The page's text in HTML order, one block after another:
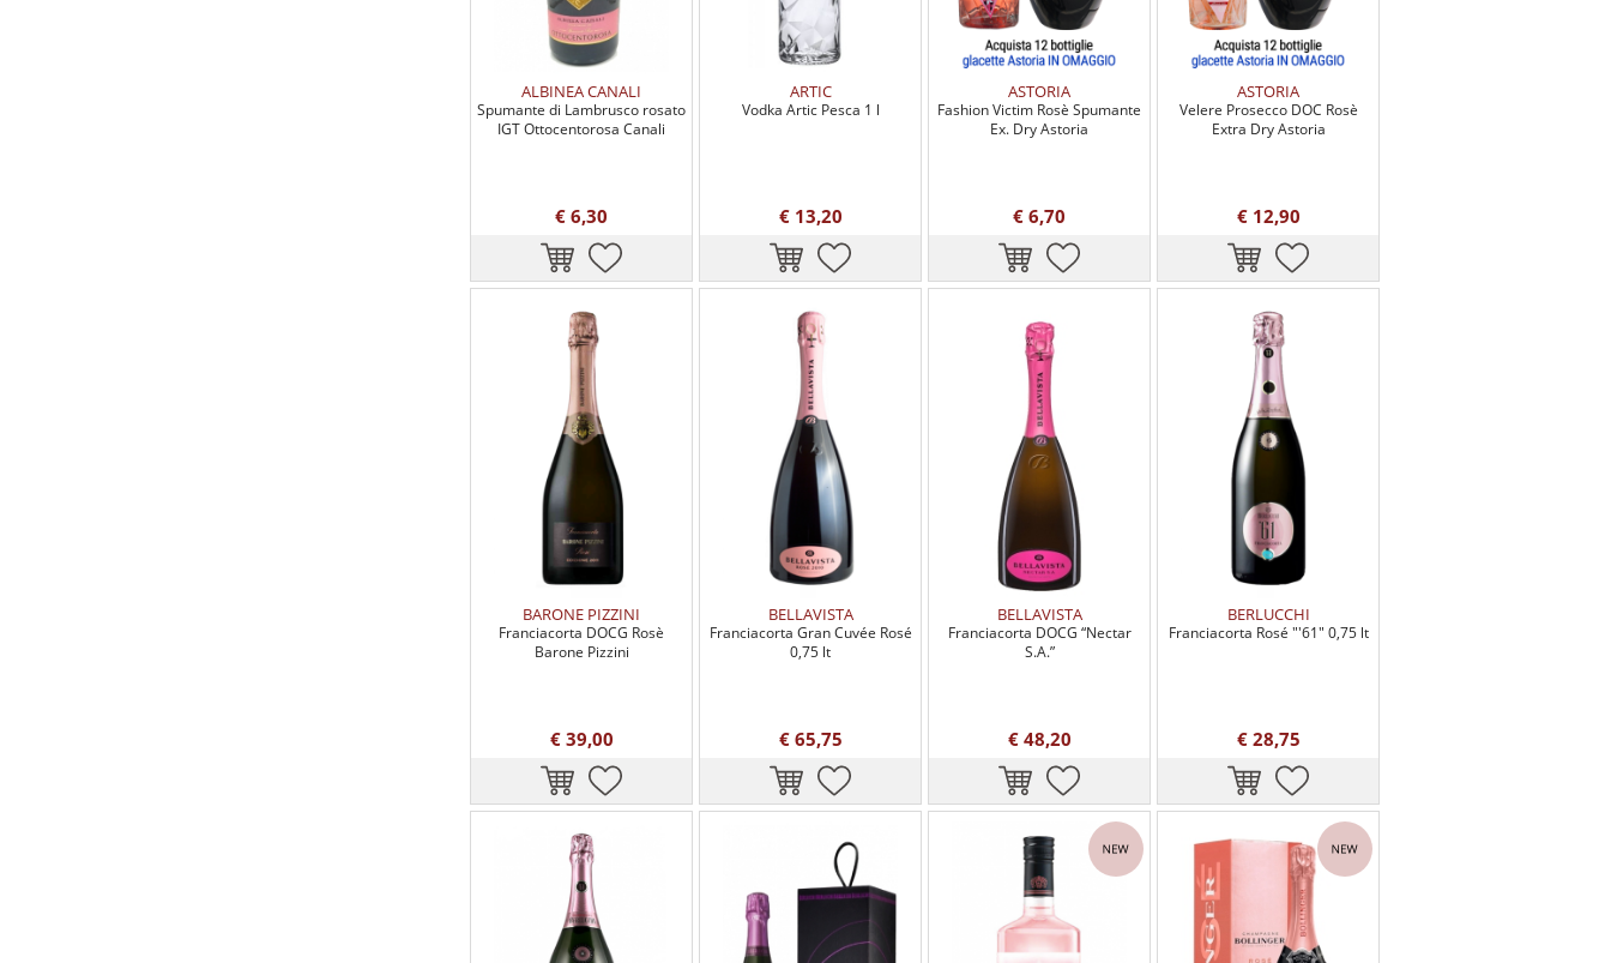
ALBINEA CANALI
Spumante di Lambrusco rosato
IGT Ottocentorosa Canali
€ 6,30
ARTIC
Vodka Artic Pesca 1 l
€ 13,20
ASTORIA
Fashion Victim Rosè Spumante
Ex. Dry Astoria
€ 6,70
ASTORIA
Velere Prosecco DOC Rosè
Extra Dry Astoria
€ 12,90
BARONE PIZZINI
Franciacorta DOCG Rosè
Barone Pizzini
€ 39,00
BELLAVISTA
Franciacorta Gran Cuvée Rosé
0,75 lt
€ 65,75
BELLAVISTA
Franciacorta DOCG “Nectar
S.A.”
€ 48,20
BERLUCCHI
Franciacorta Rosé "'61" 0,75 lt
€ 28,75